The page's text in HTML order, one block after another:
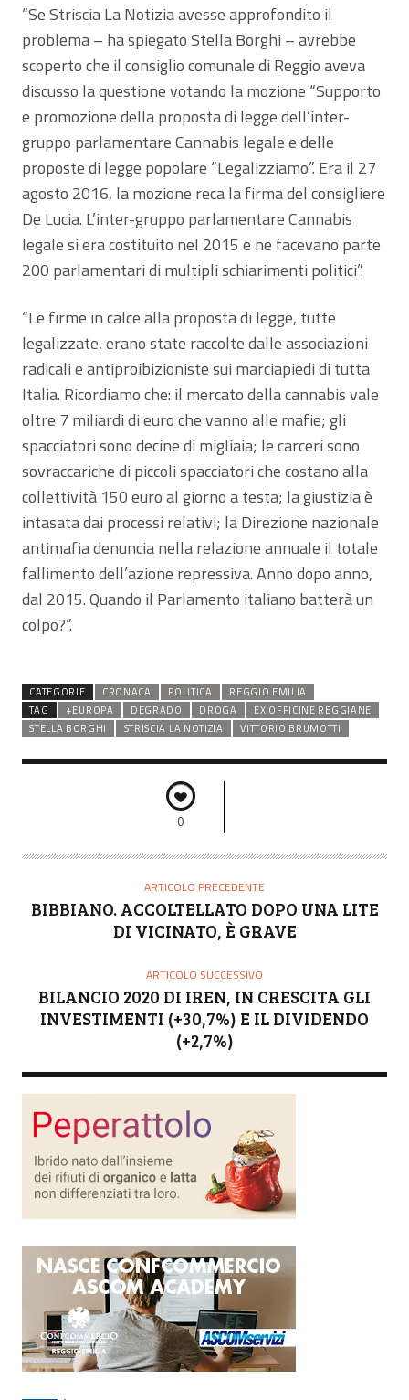
“Se Striscia La Notizia avesse approfondito il
problema – ha spiegato Stella Borghi – avrebbe
scoperto che il consiglio comunale di Reggio aveva
discusso la questione votando la mozione “Supporto
e promozione della proposta di legge dell’inter-
gruppo parlamentare Cannabis legale e delle
proposte di legge popolare “Legalizziamo”. Era il 27
agosto 2016, la mozione reca la firma del consigliere
De Lucia. L’inter-gruppo parlamentare Cannabis
legale si era costituito nel 2015 e ne facevano parte
200 parlamentari di multipli schiarimenti politici”.
“Le firme in calce alla proposta di legge, tutte
legalizzate, erano state raccolte dalle associazioni
radicali e antiproibizioniste sui marciapiedi di tutta
Italia. Ricordiamo che: il mercato della cannabis vale
oltre 7 miliardi di euro che vanno alle mafie; gli
spacciatori sono decine di migliaia; le carceri sono
sovraccariche di piccoli spacciatori che costano alla
collettività 150 euro al giorno a testa; la giustizia è
intasata dai processi relativi; la Direzione nazionale
antimafia denuncia nella relazione annuale il totale
fallimento dell’azione repressiva. Anno dopo anno,
dal 2015. Quando il Parlamento italiano batterà un
colpo?”.
CATEGORIE CRONACA POLITICA
REGGIO EMILIA
TAG
+EUROPA DEGRADO DROGA
EX OFFICINE REGGIANE
STELLA BORGHI
STRISCIA LA NOTIZIA VITTORIO BRUMOTTI
0
ARTICOLO PRECEDENTE
BIBBIANO. ACCOLTELLATO DOPO UNA LITE
DI VICINATO, È GRAVE
ARTICOLO SUCCESSIVO
BILANCIO 2020 DI IREN, IN CRESCITA GLI
INVESTIMENTI (+30,7%) E IL DIVIDENDO
(+2,7%)